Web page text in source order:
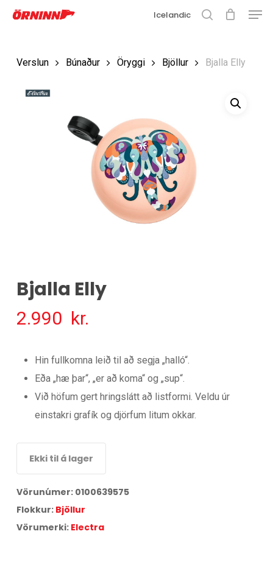
Fara
Loka
Icelandic
Verslun Búnaður Öryggi Bjöllur Bjalla Elly
Bjalla Elly
2.990 kr.
Hin fullkomna leið til að segja „halló“.
Eða „hæ þar“, „er að koma“ og „sup“.
Við höfum gert hringslátt að listformi. Veldu úr
einstakri grafík og djörfum litum okkar.
Ekki til á lager
Vörunúmer: 0100639575
Flokkur: Bjöllur
Vörumerki: Electra